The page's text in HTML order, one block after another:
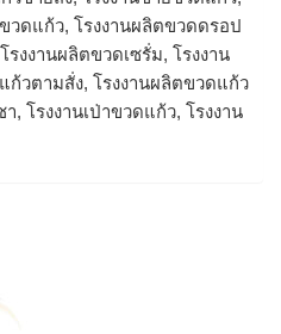
วดแก้ว, โรงงานผลิตขวดดรอป
รงงานผลิตขวดเซรั่ม, โรงงาน
วตามสั่ง, โรงงานผลิตขวดแก้ว
, โรงงานเป่าขวดแก้ว, โรงงาน